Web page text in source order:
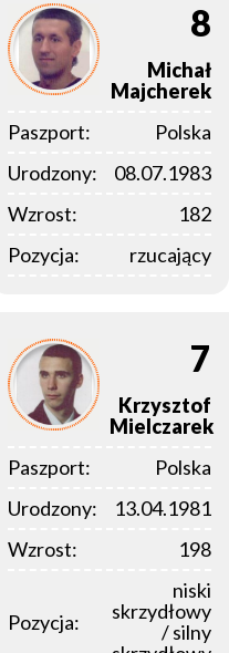
8
Michał
Majcherek
Paszport:
Polska
Urodzony:
08.07.1983
Wzrost:
182
Pozycja:
rzucający
7
Krzysztof
Mielczarek
Paszport:
Polska
Urodzony:
13.04.1981
Wzrost:
198
Pozycja:
niski
skrzydłowy
/ silny